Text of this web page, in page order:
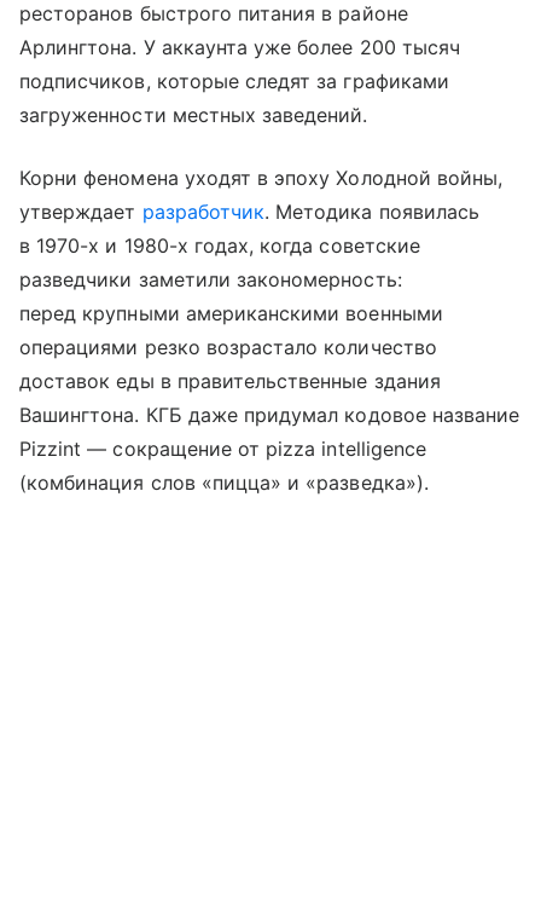
ресторанов быстрого питания в районе
Арлингтона. У аккаунта уже более 200 тысяч
подписчиков, которые следят за графиками
загруженности местных заведений.
Корни феномена уходят в эпоху Холодной войны,
утверждает разработчик. Методика появилась
в 1970-х и 1980-х годах, когда советские
разведчики заметили закономерность:
перед крупными американскими военными
операциями резко возрастало количество
доставок еды в правительственные здания
Вашингтона. КГБ даже придумал кодовое название
Pizzint — сокращение от pizza intelligence
(комбинация слов «пицца» и «разведка»).